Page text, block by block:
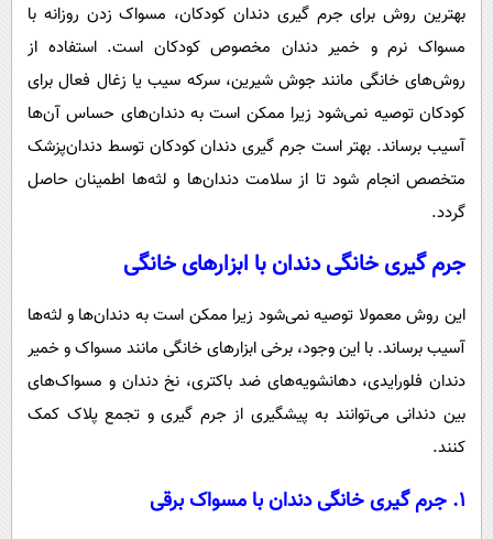
بهترین روش برای جرم گیری دندان کودکان، مسواک زدن روزانه با
مسواک نرم و خمیر دندان مخصوص کودکان است. استفاده از
روش‌های خانگی مانند جوش شیرین، سرکه سیب یا زغال فعال برای
کودکان توصیه نمی‌شود زیرا ممکن است به دندان‌های حساس آن‌ها
آسیب برساند. بهتر است جرم گیری دندان کودکان توسط دندان‌پزشک
متخصص انجام شود تا از سلامت دندان‌ها و لثه‌ها اطمینان حاصل
گردد.
جرم گیری خانگی دندان با ابزارهای خانگی
این روش معمولا توصیه نمی‌شود زیرا ممکن است به دندان‌ها و لثه‌ها
آسیب برساند. با این وجود، برخی ابزارهای خانگی مانند مسواک و خمیر
دندان فلورایدی، دهانشویه‌های ضد باکتری، نخ دندان و مسواک‌های
بین دندانی می‌توانند به پیشگیری از جرم گیری و تجمع پلاک کمک
کنند.
۱. جرم گیری خانگی دندان با مسواک برقی